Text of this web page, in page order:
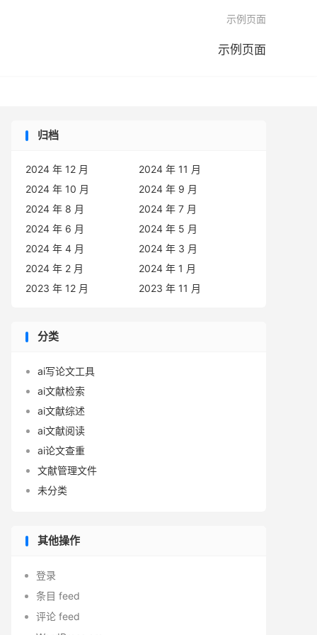
示例页面
示例页面
归档
2024 年 12 月
2024 年 11 月
2024 年 10 月
2024 年 9 月
2024 年 8 月
2024 年 7 月
2024 年 6 月
2024 年 5 月
2024 年 4 月
2024 年 3 月
2024 年 2 月
2024 年 1 月
2023 年 12 月
2023 年 11 月
分类
ai写论文工具
ai文献检索
ai文献综述
ai文献阅读
ai论文查重
文献管理文件
未分类
其他操作
登录
条目 feed
评论 feed